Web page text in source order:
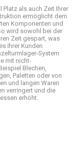
als auch Zeit Ihrer
ermöglicht dem
Komponenten und
wird sowohl bei der
Zeit gespart, was
Ihrer Kunden
System
mit nicht-
Blechen,
Paletten oder von
und langen Waren
verringert und die
erhöht.